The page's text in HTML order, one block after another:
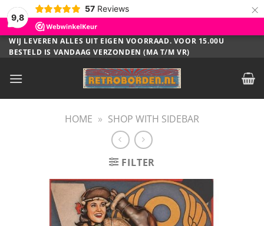
9,8
57 Reviews ×
Ga
naar
WIJ LEVEREN ALLES UIT EIGEN VOORRAAD. VOOR 15.00U
BESTELD IS VANDAAG VERZONDEN (MA T/M VR)
HOME » SHOP WITH SIDEBAR
FILTER